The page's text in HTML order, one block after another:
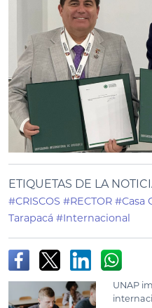
ETIQUETAS DE LA
#CRISCOS #RECTOR #Casa
Tarapacá #Internacional
UNAP